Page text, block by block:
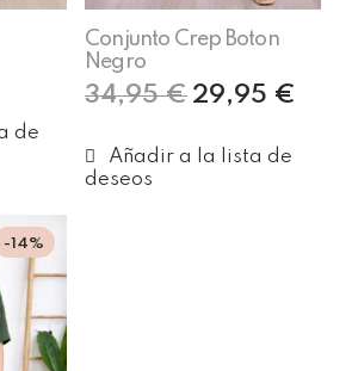
Conjunto Crep Boton
Negro
34,95€ 29,95 €
-14%